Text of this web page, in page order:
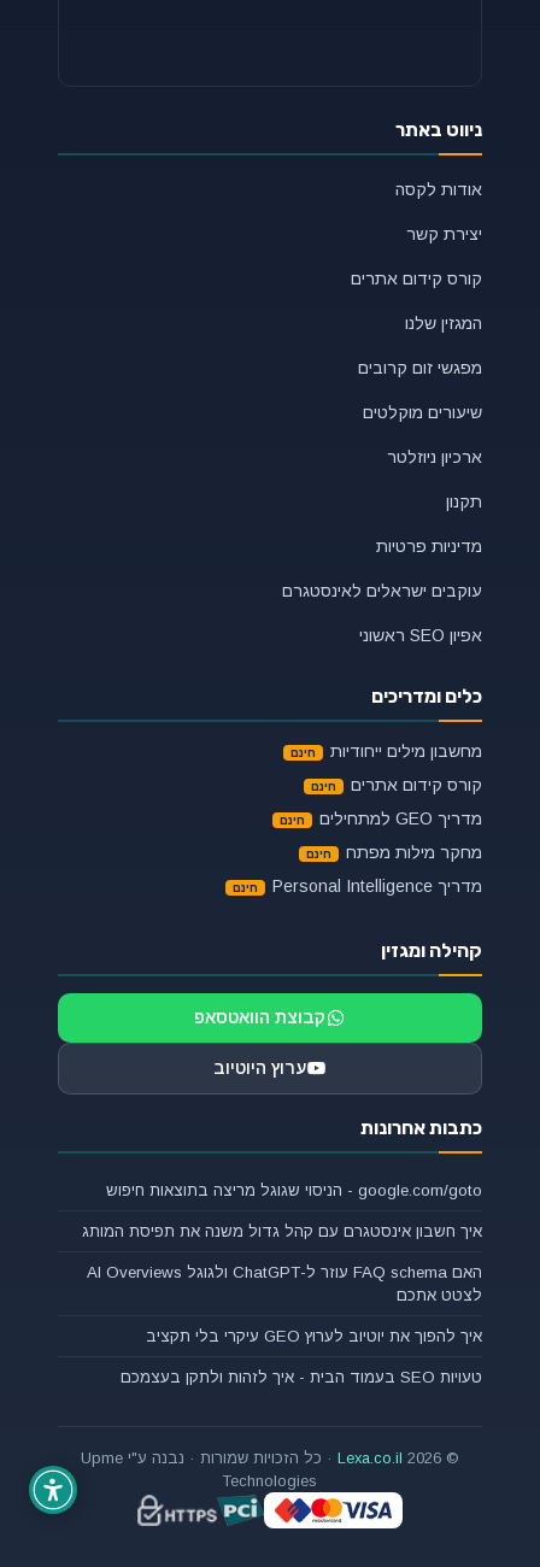
ניווט באתר
אודות לקסה
יצירת קשר
קורס קידום אתרים
המגזין שלנו
מפגשי זום קרובים
שיעורים מוקלטים
ארכיון ניוזלטר
תקנון
מדיניות פרטיות
עוקבים ישראלים לאינסטגרם
אפיון SEO ראשוני
כלים ומדריכים
מחשבון מילים ייחודיות
קורס קידום אתרים
מדריך GEO למתחילים
מחקר מילות מפתח
מדריך Personal Intelligence
קהילה ומגזין
קבוצת הוואטסאפ
ערוץ היוטיוב
כתבות אחרונות
google.com/goto - הניסוי שגוגל מריצה בתוצאות חיפוש
איך חשבון אינסטגרם עם קהל גדול משנה את תפיסת המותג
האם FAQ schema עוזר ל-ChatGPT ולגוגל AI Overviews
לצטט אתכם
איך להפוך את יוטיוב לערוץ GEO עיקרי בלי תקציב
טעויות SEO בעמוד הבית - איך לזהות ולתקן בעצמכם
© 2026
Lexa.co.il
· כל הזכויות שמורות · נבנה ע"י Upme
Technologies